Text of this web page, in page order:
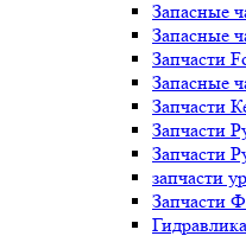
Запасные
Запасные
Запчасти
Запасные
Запчасти
Запчасти
Запчасти
запчасти
Запчасти
Гидравлика